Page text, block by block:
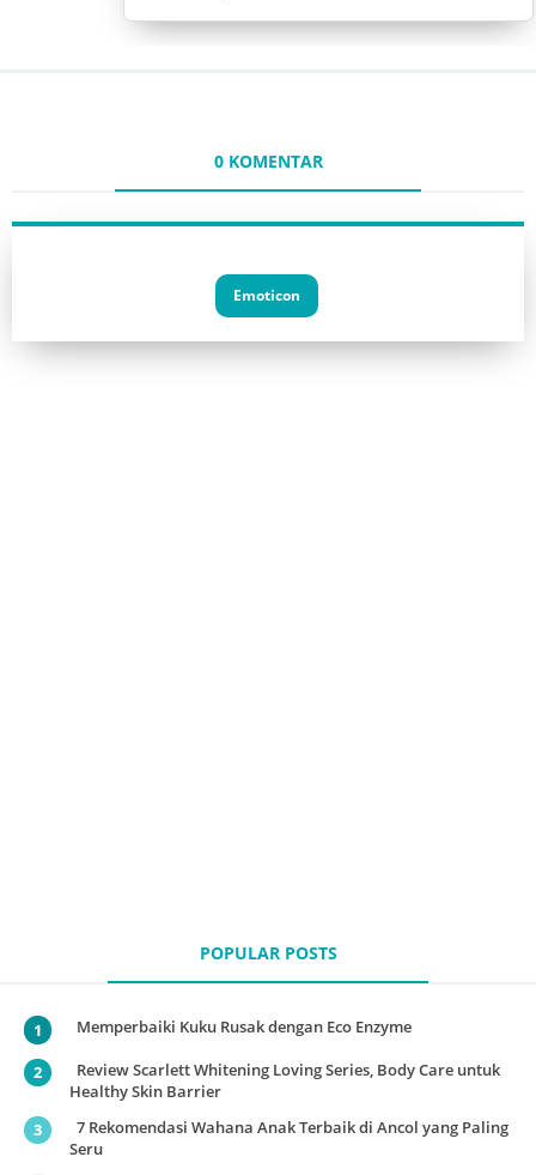
0 KOMENTAR
Emoticon
POPULAR POSTS
Memperbaiki Kuku Rusak dengan Eco Enzyme
Review Scarlett Whitening Loving Series, Body Care untuk
Healthy Skin Barrier
7 Rekomendasi Wahana Anak Terbaik di Ancol yang Paling
Seru